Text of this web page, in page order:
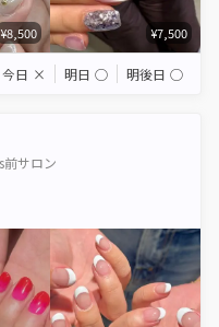
¥8,500 ¥7,500
今日 × 明日 ◯ 明後日 ◯
サロン